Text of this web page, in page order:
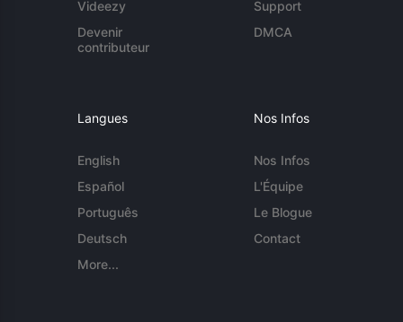
Videezy
Devenir
contributeur
Support
DMCA
Langues
English
Español
Português
Deutsch
More...
Nos Infos
Nos Infos
L'Équipe
Le Blogue
Contact